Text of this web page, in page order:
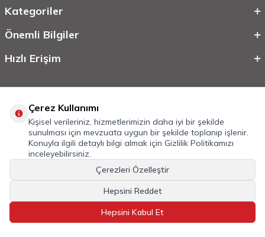
Kategoriler
Önemli Bilgiler
Hızlı Erişim
Tüm Hakkı Saklıdır.Mobilcadde.com
E-TicaretSistemleriyle Hazırlanmıştır.
Çerez Kullanımı
Kişisel verileriniz, hizmetlerimizin daha iyi bir şekilde
sunulması için mevzuata uygun bir şekilde toplanıp işlenir.
Konuyla ilgili detaylı bilgi almak için Gizlilik Politikamızı
inceleyebilirsiniz.
Çerezleri Özelleştir
Hepsini Reddet
Hepsini Kabul Et